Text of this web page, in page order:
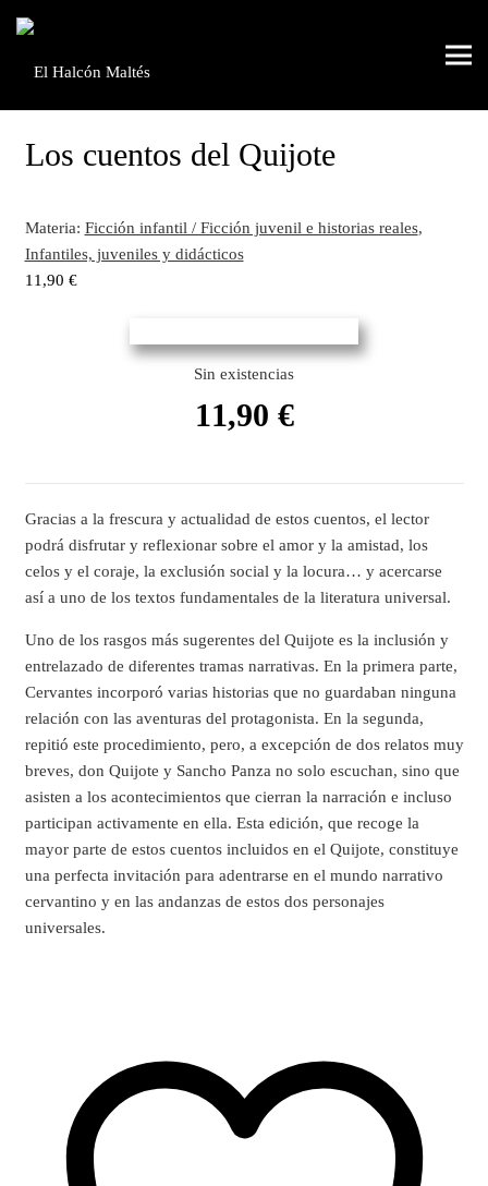
Los cuentos del Quijote
Materia: Ficción infantil / Ficción juvenil e historias reales,
Infantiles, juveniles y didácticos
11,90 €
Sin existencias
11,90 €
Gracias a la frescura y actualidad de estos cuentos, el lector
podrá disfrutar y reflexionar sobre el amor y la amistad, los
celos y el coraje, la exclusión social y la locura… y acercarse
así a uno de los textos fundamentales de la literatura universal.
Uno de los rasgos más sugerentes del Quijote es la inclusión y
entrelazado de diferentes tramas narrativas. En la primera parte,
Cervantes incorporó varias historias que no guardaban ninguna
relación con las aventuras del protagonista. En la segunda,
repitió este procedimiento, pero, a excepción de dos relatos muy
breves, don Quijote y Sancho Panza no solo escuchan, sino que
asisten a los acontecimientos que cierran la narración e incluso
participan activamente en ella. Esta edición, que recoge la
mayor parte de estos cuentos incluidos en el Quijote, constituye
una perfecta invitación para adentrarse en el mundo narrativo
cervantino y en las andanzas de estos dos personajes
universales.